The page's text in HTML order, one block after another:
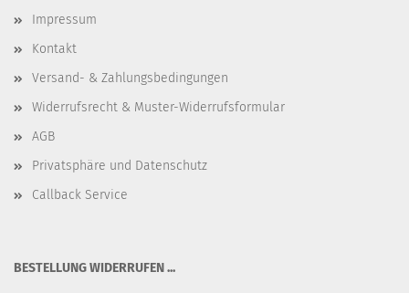
Impressum
Kontakt
Versand- & Zahlungsbedingungen
Widerrufsrecht & Muster-Widerrufsformular
AGB
Privatsphäre und Datenschutz
Callback Service
BESTELLUNG WIDERRUFEN ...